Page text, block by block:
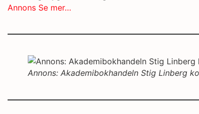
Annons Se mer…
Annons: Akademibokhandeln Stig Linberg